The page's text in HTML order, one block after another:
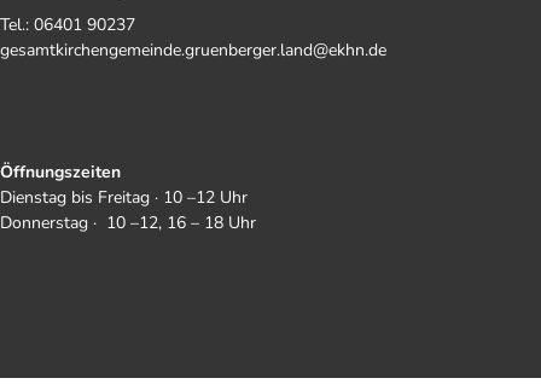
Tel.: 06401 90237
gesamtkirchengemeinde.gruenberger.land@ekhn.de
Öffnungszeiten
Dienstag bis Freitag · 10 –12 Uhr
Donnerstag · 10 –12, 16 – 18 Uhr